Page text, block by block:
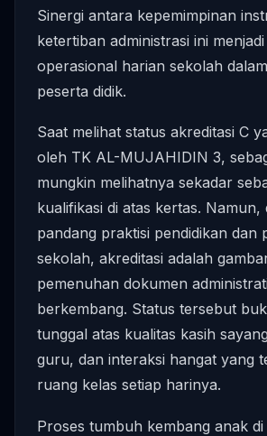
Sinergi antara kepemimpinan
ketertiban administrasi ini
operasional harian sekolah
peserta didik.
Saat melihat status akreditasi C
oleh TK AL-MUJAHIDIN 3,
mungkin melihatnya sekadar
kualifikasi di atas kertas. Namun,
pandang praktisi pendidikan dan
sekolah, akreditasi adalah
pemenuhan dokumen
berkembang. Status tersebut
tunggal atas kualitas kasih
guru, dan interaksi hangat yang
ruang kelas setiap harinya.
Proses tumbuh kembang anak